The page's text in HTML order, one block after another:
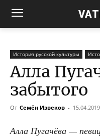
История русской культуры
Алла
забытого
От Семён Извеков - 15.04.2019
Алла Пуга­чё­ва —